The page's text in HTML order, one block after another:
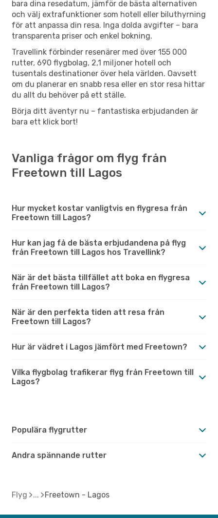
bara dina resedatum, jämför de bästa alternativen
och välj extrafunktioner som hotell eller biluthyrning
för att anpassa din resa. Inga dolda avgifter – bara
transparenta priser och enkel bokning.
Travellink förbinder resenärer med över 155 000
rutter, 690 flygbolag, 2,1 miljoner hotell och
tusentals destinationer över hela världen. Oavsett
om du planerar en snabb resa eller en stor resa hittar
du allt du behöver på ett ställe.
Börja ditt äventyr nu – fantastiska erbjudanden är
bara ett klick bort!
Vanliga frågor om flyg från
Freetown till Lagos
Hur mycket kostar vanligtvis en flygresa från
Freetown till Lagos?
Hur kan jag få de bästa erbjudandena på flyg
från Freetown till Lagos hos Travellink?
När är det bästa tillfället att boka en flygresa
från Freetown till Lagos?
När är den perfekta tiden att resa från
Freetown till Lagos?
Hur är vädret i Lagos jämfört med Freetown?
Vilka flygbolag trafikerar flyg från Freetown till
Lagos?
Populära flygrutter
Andra spännande rutter
Flyg Freetown - Lagos